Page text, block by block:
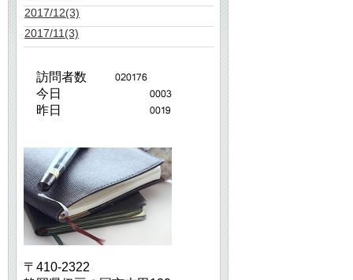
2017/12(3)
2017/11(3)
訪問者数
今日
昨日
〒410-2322